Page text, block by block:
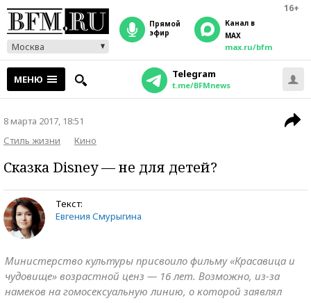
16+
Москва
прямой
эфир
Канал в
MAX
max.ru/bfm
МЕНЮ Telegram
t.me/BFMnews
8 марта 2017, 18:51
Стиль жизни
Кино
Сказка Disnеy — не для детей?
Текст:
Евгения Смурыгина
Министерство культуры присвоило фильму «Красавица и
чудовище» возрастной ценз — 16 лет. Возможно, из-за
намеков на гомосексуальную линию, о которой заявлял